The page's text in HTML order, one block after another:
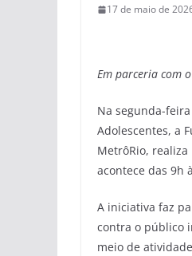
17 de maio de
Em parceria com
Na segunda-
Adolescentes, a
MetrôRio,
acontece das 9h
A iniciativa faz
contra o público
meio de